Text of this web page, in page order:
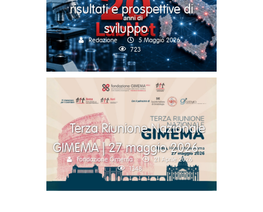
risultati e prospettive di
sviluppo
Redazione
5 Maggio 2026
723
Terza Riunione Nazionale
GIMEMA | 27 maggio 2026
Fondazione Gimema
21 Aprile 2026
1348